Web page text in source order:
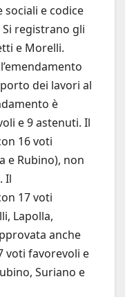
e codice
registrano gli
e Morelli.
dei lavori al
è
e 9 astenuti. Il
16 voti
e Rubino), non
Il
17 voti
Lapolla,
anche
voti favorevoli e
Suriano e